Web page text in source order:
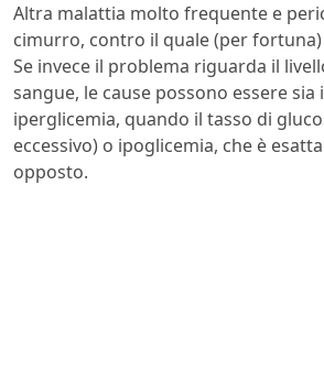
Altra malattia molto frequente e
cimurro, contro il quale (per fortuna)
Se invece il problema riguarda il
sangue, le cause possono essere sia
iperglicemia, quando il tasso di
eccessivo) o ipoglicemia, che è
opposto.